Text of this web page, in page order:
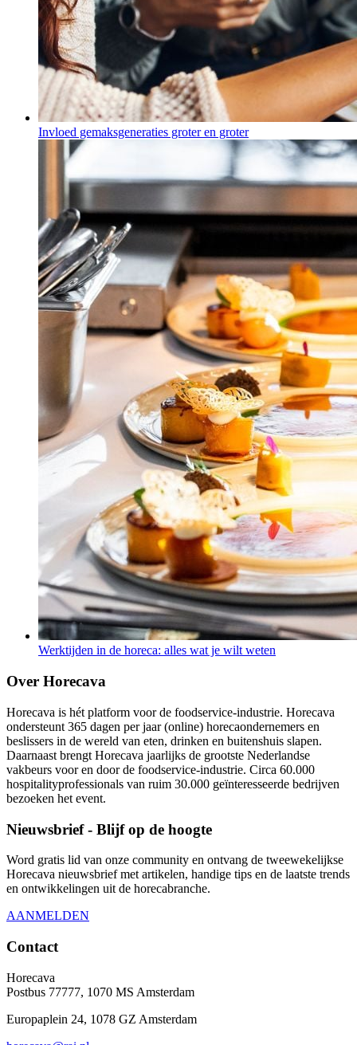
Invloed gemaksgeneraties groter en groter
Werktijden in de horeca: alles wat je wilt weten
Over Horecava
Horecava is hét platform voor de foodservice-industrie. Horecava
ondersteunt 365 dagen per jaar (online) horecaondernemers en
beslissers in de wereld van eten, drinken en buitenshuis slapen.
Daarnaast brengt Horecava jaarlijks de grootste Nederlandse
vakbeurs voor en door de foodservice-industrie. Circa 60.000
hospitalityprofessionals van ruim 30.000 geïnteresseerde bedrijven
bezoeken het event.
Nieuwsbrief - Blijf op de hoogte
Word gratis lid van onze community en ontvang de tweewekelijkse
Horecava nieuwsbrief met artikelen, handige tips en de laatste trends
en ontwikkelingen uit de horecabranche.
AANMELDEN
Contact
Horecava
Postbus 77777, 1070 MS Amsterdam
Europaplein 24, 1078 GZ Amsterdam